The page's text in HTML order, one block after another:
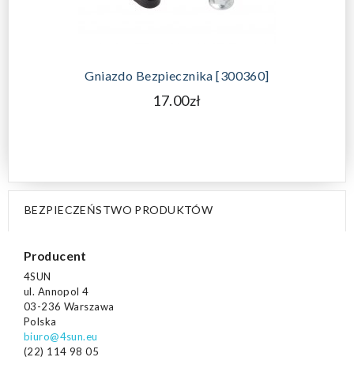
Gniazdo Bezpiecznika [300360]
17.00zł
BEZPIECZEŃSTWO PRODUKTÓW
Producent
4SUN
ul. Annopol 4
03-236 Warszawa
Polska
biuro@4sun.eu
(22) 114 98 05